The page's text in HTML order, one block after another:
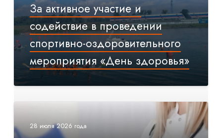
За активное участие и
содействие в проведении
спортивно-оздоровительного
мероприятия «День здоровья»
28 июля 2026 года